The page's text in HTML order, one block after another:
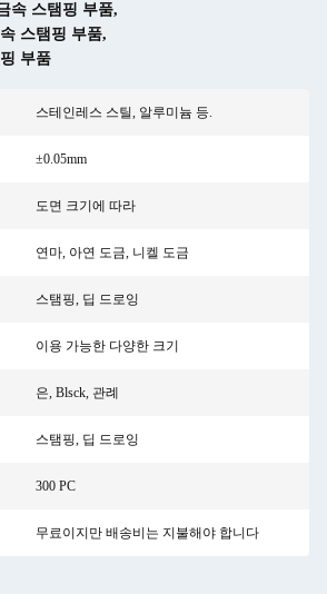
속 스탬핑 부품,
스탬핑 부품,
부품
스테인레스 스틸, 알루미늄 등.
±0.05mm
도면 크기에 따라
연마, 아연 도금, 니켈 도금
스탬핑, 딥 드로잉
이용 가능한 다양한 크기
은, Blsck, 관례
스탬핑, 딥 드로잉
300 PC
무료이지만 배송비는 지불해야 합니다